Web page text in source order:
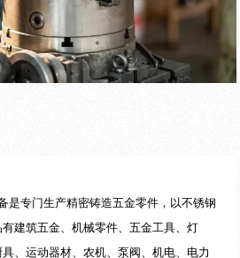
是专门生产精密铸造五金零件，以不锈钢
建筑五金、机械零件、五金工具、灯
、运动器材、农机、泵阀、机电、电力